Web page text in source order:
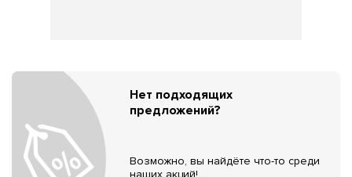
Нет подходящих
предложений?
Возможно, вы найдёте что-то среди